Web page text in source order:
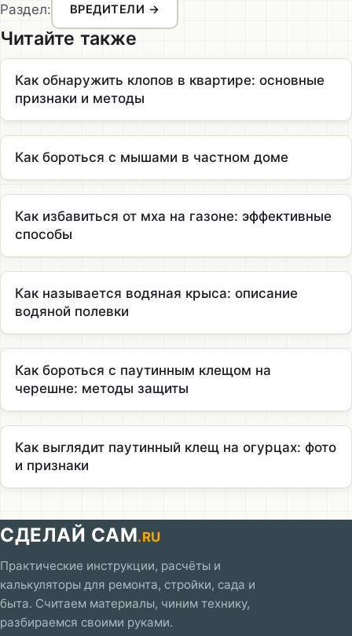
Раздел: ВРЕДИТЕЛИ →
Читайте также
Как обнаружить клопов в квартире: основные
признаки и методы
Как бороться с мышами в частном доме
Как избавиться от мха на газоне: эффективные
способы
Как называется водяная крыса: описание
водяной полевки
Как бороться с паутинным клещом на
черешне: методы защиты
Как выглядит паутинный клещ на огурцах: фото
и признаки
СДЕЛАЙ САМ.RU
Практические инструкции, расчёты и
калькуляторы для ремонта, стройки, сада и
быта. Считаем материалы, чиним технику,
разбираемся своими руками.